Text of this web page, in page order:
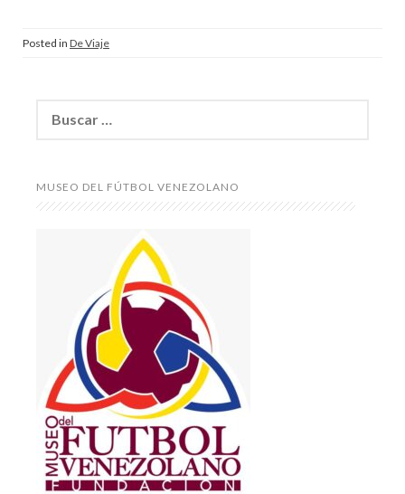
Posted in De Viaje
MUSEO DEL FÚTBOL VENEZOLANO